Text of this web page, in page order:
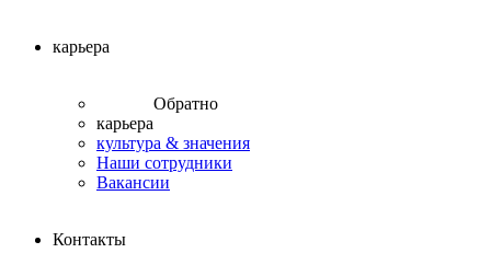
карьера
Обратно
карьера
культура & значения
Наши сотрудники
Вакансии
Контакты